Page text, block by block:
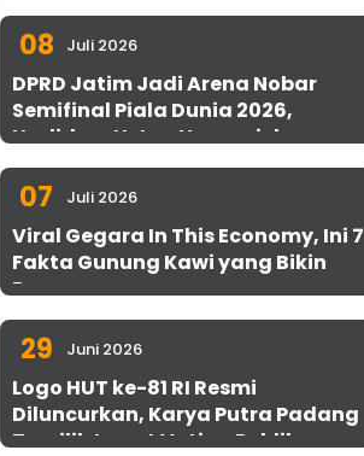
08 Juli 2026
DPRD Jatim Jadi Arena Nobar
Semifinal Piala Dunia 2026,
Hadirkan Uston Nawawi dan
UMKM Gratis untuk 1.000 Warga
07 Juli 2026
Viral Gegara In This Economy, Ini 7
Fakta Gunung Kawi yang Bikin
Penasaran
29 Juni 2026
Logo HUT ke-81 RI Resmi
Diluncurkan, Karya Putra Padang
Terpilih Lewat Voting Publik